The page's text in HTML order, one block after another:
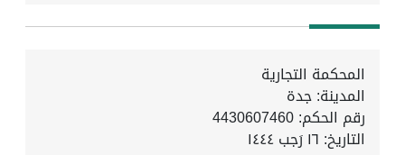
المحكمة التجارية
المدينة: جدة
رقم الحكم: 4430607460
التاريخ: ١٦ رَجب ١٤٤٤